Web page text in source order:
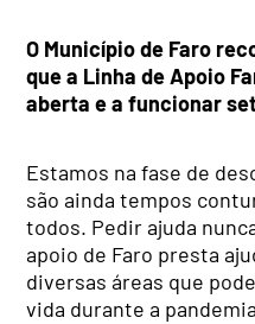
O Município de Faro
que a Linha de Apoio
aberta e a funcionar
Estamos na fase de
são ainda tempos
todos. Pedir ajuda
apoio de Faro presta
diversas áreas que
vida durante a